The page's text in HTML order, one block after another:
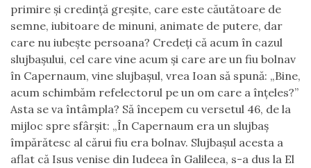
primire şi credinţă greşite, care este căutătoare de
semne, iubitoare de minuni, animate de putere, dar
care nu iubeşte persoana? Credeţi că acum în cazul
slujbaşului, cel care vine acum şi care are un fiu bolnav
în Capernaum, vine slujbaşul, vrea Ioan să spună: „Bine,
acum schimbăm refelectorul pe un om care a înţeles?”
Asta se va întâmpla? Să începem cu versetul 46, de la
mijloc spre sfârşit: „În Capernaum era un slujbaş
împărătesc al cărui fiu era bolnav. Slujbaşul acesta a
aflat că Isus venise din Iudeea în Galileea, s-a dus la El